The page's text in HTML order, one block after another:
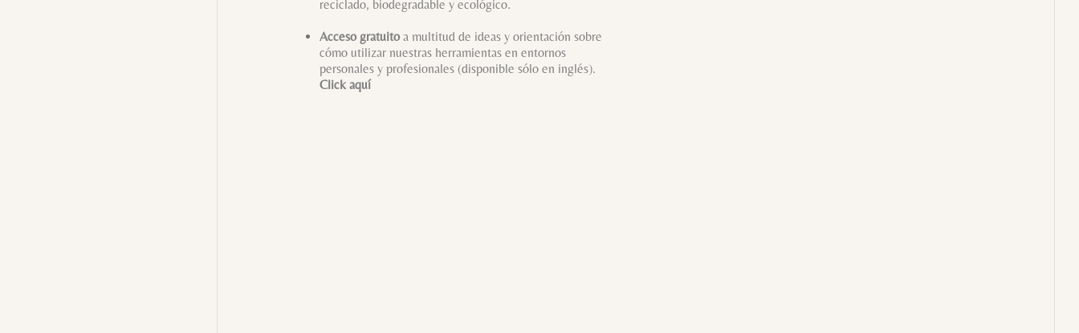
reciclado, biodegradable y ecológico.
Acceso gratuitoa multitud de ideas y orientación sobre
cómo utilizar nuestras herramientas en entornos
personales y profesionales (disponible sólo en inglés).
Click aquí